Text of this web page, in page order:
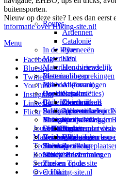
buitensporten.
Nieuw op deze site? Lees dan eerst
informatie over Hiking-site.nl!
Menu
Facebook
Bluesky
Twitter
YouTube
Instagram
LinkedIn
Flickr
Jouw Hiking-site.nl
Prikbord (forum)
Goodies (winacties)
Club Hiking-site.nl
Schrijfblok-artikelen
Virtuele exposities
Fotoalbums
Materialen: kiezen en
In de kijker
Materialen
Materialen-nieuws
Materiaal-besprekingen
Materiaal-ervaringen
Boekrecensies
Buitensportwinkels
Buitensportwinkels in
Buitensportwinkels in
Online
Reisboekhandels
Technieken
Navigatie
EHBO
Verzorging
Thema-artikelen
Routes en Bestemmingen
Routes
Ardennen
Catalonië
Pyreneeën
Eifel
Hondvriendelijk
Bestemmingen
Andorra
Catalonië
Zweden
Paalkamperen
Thema-artikelen
Andorra
Catalonië
Zweden
Schrijfblokverhalen
Service
Buitensportvacatures
Links
Tips en Tricks
Over Hiking-site.nl
Deze site
Over mij
Adverteren op
Summit-vlaggen
Linken naar
Wijzigingen aan
Sitemap
Nieuwsbrief
Zoeken op de site
Contact